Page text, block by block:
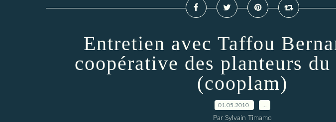
Entretien avec Taffou
coopérative des planteurs
(cooplam)
01.05.2010
Par Sylvain Timamo